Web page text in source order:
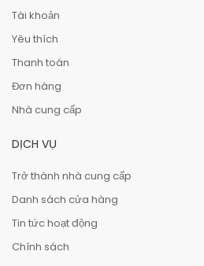
Tài khoản
Yêu thích
Thanh toán
Đơn hàng
Nhà cung cấp
DỊCH VỤ
Trở thành nhà cung cấp
Danh sách cửa hàng
Tin tức hoạt động
Chính sách